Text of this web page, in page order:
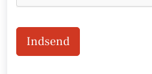
Indsend